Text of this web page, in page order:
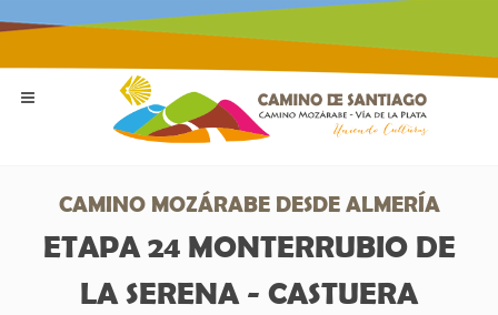
CAMINO MOZÁRABE DESDE ALMERÍA
ETAPA 24 MONTERRUBIO DE
LA SERENA - CASTUERA